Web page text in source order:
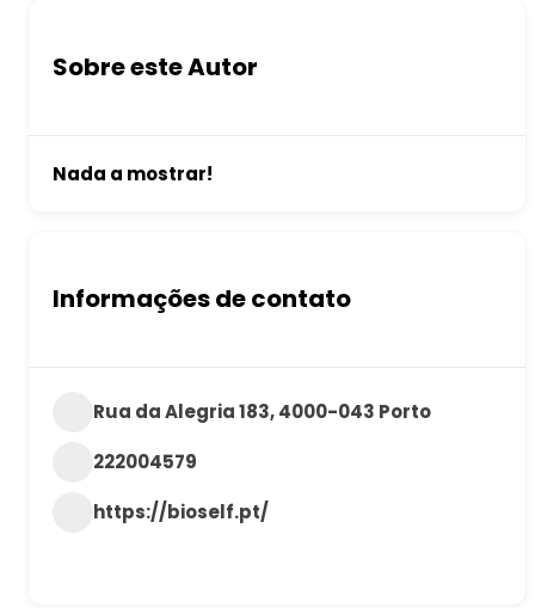
Sobre este Autor
Nada a mostrar!
Informações de contato
Rua da Alegria 183, 4000-043 Porto
222004579
https://bioself.pt/